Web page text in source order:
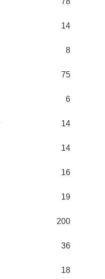
14
8
75
6
14
14
16
19
200
36
18